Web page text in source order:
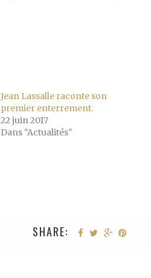
Jean Lassalle raconte son
premier enterrement.
22 juin 2017
Dans "Actualités"
SHARE: